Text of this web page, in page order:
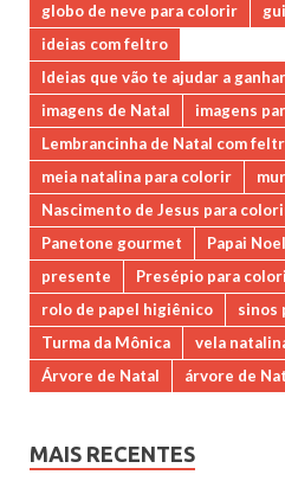
globo de neve para colorir
ideias com feltro
Ideias que vão te ajudar a
imagens de Natal
imagens
Lembrancinha de Natal com
meia natalina para colorir
Nascimento de Jesus para
Panetone gourmet
Papai
presente
Presépio para
rolo de papel higiênico
sinos
Turma da Mônica
vela
Árvore de Natal
árvore de
MAIS RECENTES